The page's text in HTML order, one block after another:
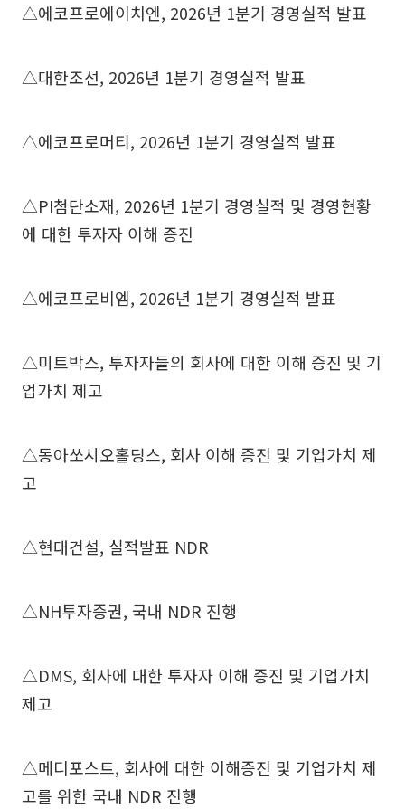
△에코프로에이치엔, 2026년 1분기 경영실적 발표
△대한조선, 2026년 1분기 경영실적 발표
△에코프로머티, 2026년 1분기 경영실적 발표
△PI첨단소재, 2026년 1분기 경영실적 및 경영현황
에 대한 투자자 이해 증진
△에코프로비엠, 2026년 1분기 경영실적 발표
△미트박스, 투자자들의 회사에 대한 이해 증진 및 기
업가치 제고
△동아쏘시오홀딩스, 회사 이해 증진 및 기업가치 제
고
△현대건설, 실적발표 NDR
△NH투자증권, 국내 NDR 진행
△DMS, 회사에 대한 투자자 이해 증진 및 기업가치
제고
△메디포스트, 회사에 대한 이해증진 및 기업가치 제
고를 위한 국내 NDR 진행